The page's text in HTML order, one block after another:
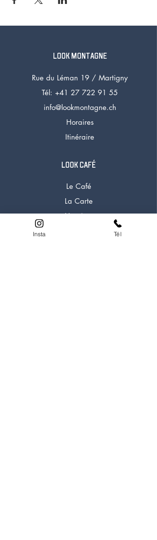
LOOK MONTAGNE
Rue du Léman 19 / Martigny
Tél: +41 27 722 91 55
info@lookmontagne.ch
Horaires
Itinéraire
LOOK CAFÉ
Le Café
La Carte
Horaires
Tél:
+41 27 722 91 58
Insta Tél